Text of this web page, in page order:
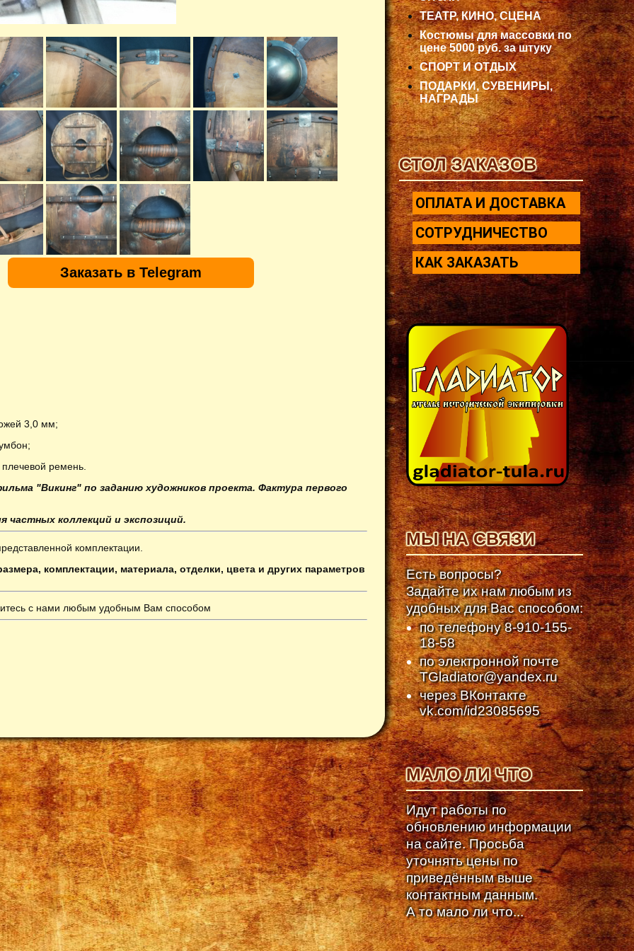
Заказать в Telegram
3,0 мм;
ремень.
"Викинг" по заданию художников проекта. Фактура первого
частных коллекций и экспозиций.
комплектации.
комплектации, материала, отделки, цвета и других параметров
с нами любым удобным Вам способом
ТЕАТР, КИНО, СЦЕНА
Костюмы для массовки по
цене 5000 руб. за штуку
СПОРТ И ОТДЫХ
ПОДАРКИ, СУВЕНИРЫ,
НАГРАДЫ
СТОЛ ЗАКАЗОВ
ОПЛАТА И ДОСТАВКА
СОТРУДНИЧЕСТВО
КАК ЗАКАЗАТЬ
МЫ НА СВЯЗИ
Есть вопросы?
Задайте их нам любым из
удобных для Вас способом:
по телефону8-910-155-
18-58
по электронной почте
TGladiator@yandex.ru
через ВКонтакте
vk.com/id23085695
МАЛО ЛИ ЧТО
Идут работы по
обновлению информации
на сайте. Просьба
уточнять цены по
приведённым выше
контактным данным.
А то мало ли что...